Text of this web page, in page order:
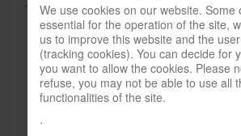
We use cookies on our website. Some
essential for the operation of the site,
us to improve this website and the
(tracking cookies). You can decide for
you want to allow the cookies. Please
refuse, you may not be able to use all
functionalities of the site.
.